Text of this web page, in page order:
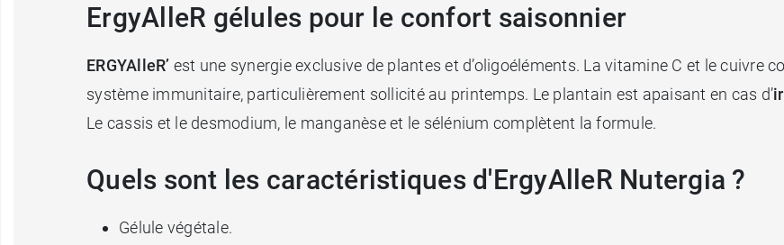
ErgyAlleR gélules pour le confort saisonnier
ERGYAlleR’ est une synergie exclusive de plantes et d’oligoéléments. La vitamine C et le cuivre
système immunitaire, particulièrement sollicité au printemps. Le plantain est apaisant en cas d’
Le cassis et le desmodium, le manganèse et le sélénium complètent la formule.
Quels sont les caractéristiques d'ErgyAlleR Nutergia ?
Gélule végétale.